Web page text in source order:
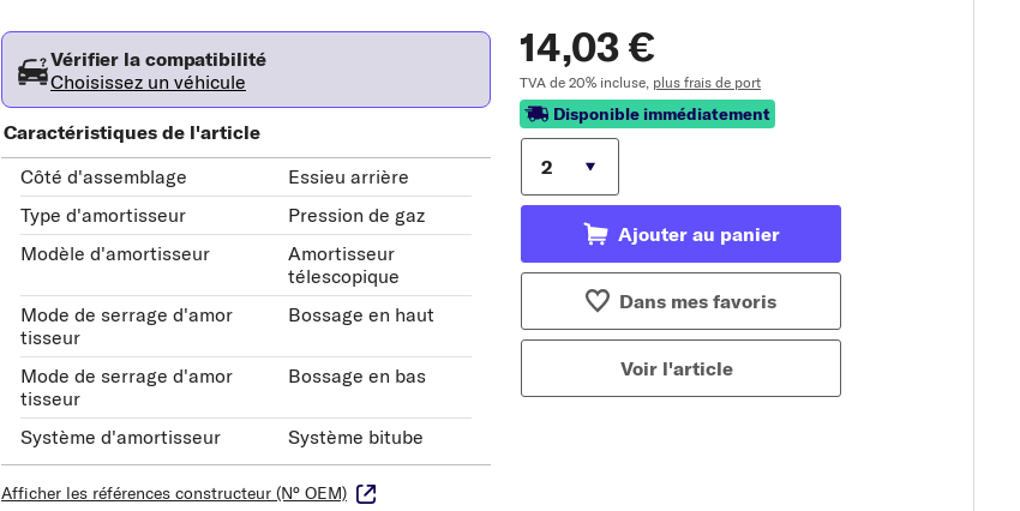
Vérifier la compatibilité
Choisissez un véhicule
Caractéristiques de l'article
Côté d'assemblage
Essieu arrière
Type d'amortisseur
Pression de gaz
Modèle d'amortisseur
Amortisseur
télescopique
Mode de serrage d'amor
tisseur
Bossage en haut
Mode de serrage d'amor
tisseur
Bossage en bas
Système d'amortisseur Système bitube
Afficher les références constructeur (N° OEM)
14,03 €
TVA de 20% incluse, plus frais de port
Disponible immédiatement
Ajouter au panier
Dans mes favoris
Voir l'article